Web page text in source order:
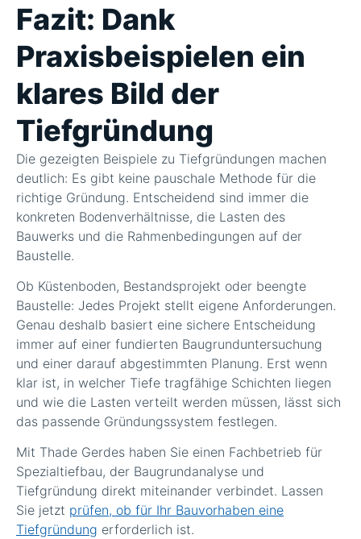
Fazit: Dank
Praxisbeispielen ein
klares Bild der
Tiefgründung
Die gezeigten Beispiele zu Tiefgründungen machen
deutlich: Es gibt keine pauschale Methode für die
richtige Gründung. Entscheidend sind immer die
konkreten Bodenverhältnisse, die Lasten des
Bauwerks und die Rahmenbedingungen auf der
Baustelle.
Ob Küstenboden, Bestandsprojekt oder beengte
Baustelle: Jedes Projekt stellt eigene Anforderungen.
Genau deshalb basiert eine sichere Entscheidung
immer auf einer fundierten Baugrunduntersuchung
und einer darauf abgestimmten Planung. Erst wenn
klar ist, in welcher Tiefe tragfähige Schichten liegen
und wie die Lasten verteilt werden müssen, lässt sich
das passende Gründungssystem festlegen.
Mit Thade Gerdes haben Sie einen Fachbetrieb für
Spezialtiefbau, der Baugrundanalyse und
Tiefgründung direkt miteinander verbindet. Lassen
Sie jetzt prüfen, ob für Ihr Bauvorhaben eine
Tiefgründung erforderlich ist.